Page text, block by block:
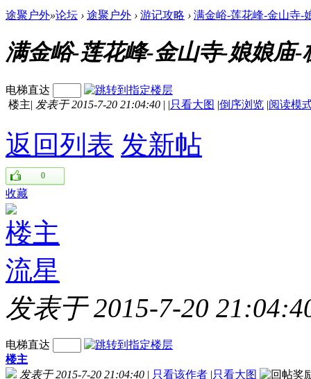
途聚户外»论坛 › 途聚户外 › 游记攻略 › 满金峪-莲花峰-金山寺-
满金峪-莲花峰-金山寺-娘娘庙-
电梯直达
楼主| 发表于 2015-7-20 21:04:40 | |只看大图 |倒序浏览 |阅读模
返回列表 发新帖
0
收藏
楼主
流星
发表于 2015-7-20
电梯直达
楼主
发表于 2015-7-20 21:04:40 | 只看该作者 |只看大图